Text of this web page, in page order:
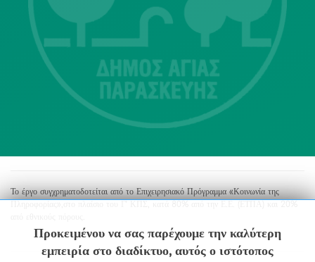
Αγία Παρασκευή
213 2004500
dimos@agiaparaskevi.gr
Το έργο συγχρηματοδοτείται από το Επιχειρησιακό Πρόγραμμα «Κοινωνία της
Προκειμένου να σας παρέχουμε την καλύτερη
εμπειρία στο διαδίκτυο, αυτός ο ιστότοπος